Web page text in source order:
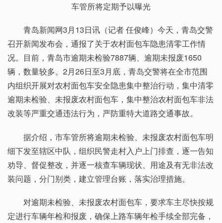
车管所将定期予以曝光
青岛新闻网3月13日讯（记者 任俊峰）今天，青岛交警
召开新闻发布会，通报了关于农村面包车隐患清零工作情
况。目前，青岛市逾期未检验7887辆、逾期未报废1650
辆，数量较多。2月26日至3月底，青岛交警将在全市范围
内组织开展对农村面包车安全隐患集中整治行动，集中清零
逾期未检验、未报废农村面包车，集中整治农村面包车非法
改装等严重交通违法行为，严防重特大道路交通事故。
据介绍，市车管所将逾期未检验、未报废农村面包车明
细下发至辖区中队，组织民警走村入户上门排查，逐一告知
劝导、督促整改，并逐一核查车辆现状、用途及有无非法改
装问题，分门别类，建立管理台账，落实治理措施。
对逾期未检验、未报废农村面包车，要求车主尽快按规
定进行车辆年检和报废，确保上路车辆年检手续全部完备，